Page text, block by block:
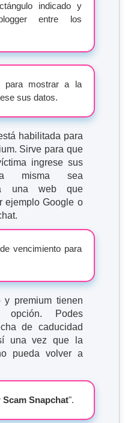
indicado y
entre los
para mostrar a la
sus datos.
habilitada para
Sirve para que
ingrese sus
la misma sea
a una web que
ejemplo Google o
vencimiento para
y premium tienen
opción. Podes
de caducidad
una vez que la
pueda volver a
Scam Snapchat".